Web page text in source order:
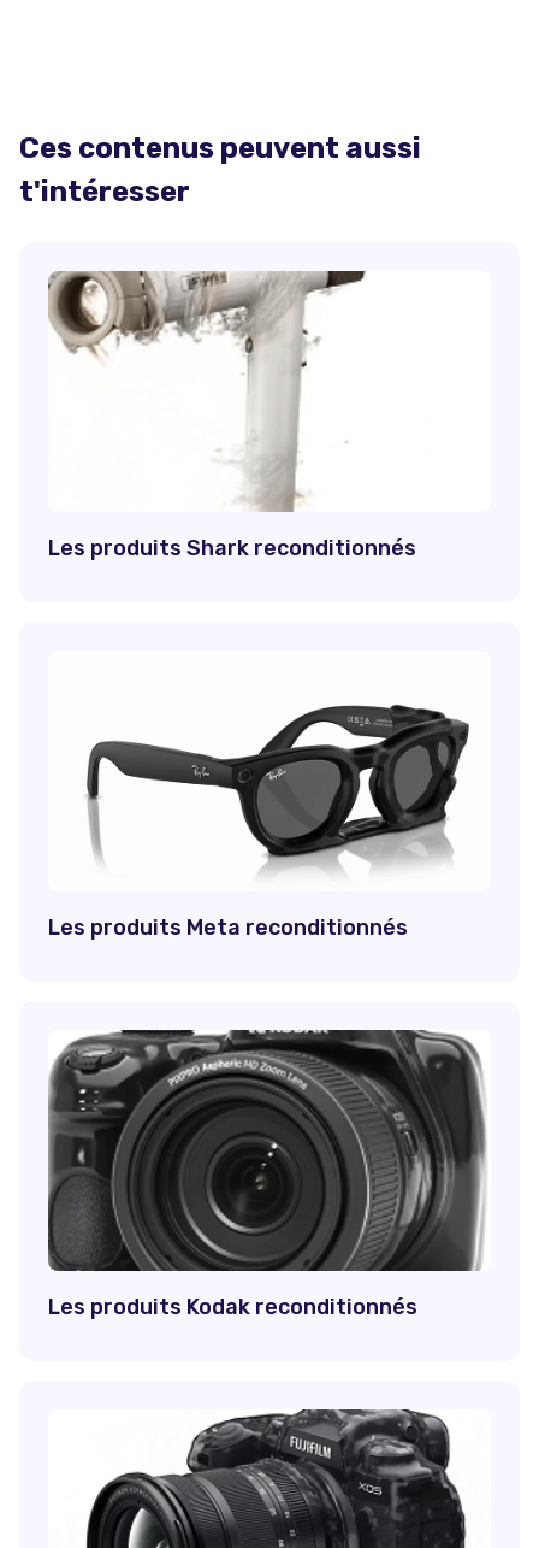
Ces contenus peuvent aussi
t'intéresser
Les produits Shark reconditionnés
Les produits Meta reconditionnés
Les produits Kodak reconditionnés